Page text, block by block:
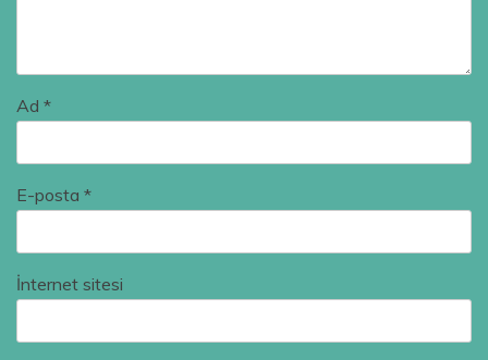
Ad *
E-posta *
İnternet sitesi